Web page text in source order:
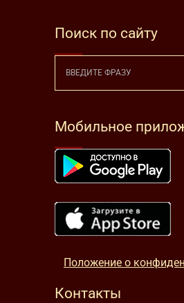
Поиск по сайту
Мобильное
Положение о
Контакты